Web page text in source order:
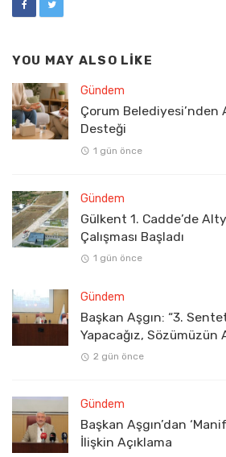
YOU MAY ALSO LIKE
Gündem
Çorum Belediyesi’nden
Desteği
1 gün önce
Gündem
Gülkent 1. Cadde’de
Çalışması Başladı
1 gün önce
Gündem
Başkan Aşgın: “3.
Yapacağız, Sözümüzün
2 gün önce
Gündem
Başkan Aşgın’dan
İlişkin Açıklama